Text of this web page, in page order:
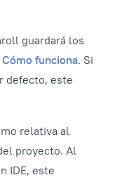
guardará los
Cómo funciona. Si
defecto, este
relativa al
proyecto. Al
IDE, este